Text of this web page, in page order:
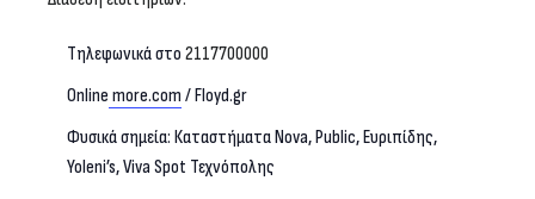
Τηλεφωνικά στο 2117700000
Online more.com / Floyd.gr
Φυσικά σημεία: Καταστήματα Νova, Public, Ευριπίδης,
Yoleni’s, Viva Spot Τεχνόπολης